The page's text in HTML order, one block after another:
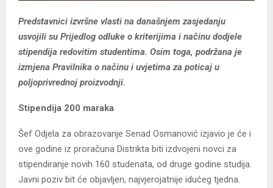
Predstavnici izvršne vlasti na današnjem zasjedanju
usvojili su Prijedlog odluke o kriterijima i načinu dodjele
stipendija redovitim studentima. Osim toga, podržana je
izmjena Pravilnika o načinu i uvjetima za poticaj u
poljoprivrednoj proizvodnji.
Stipendija 200 maraka
Šef Odjela za obrazovanje Senad Osmanović izjavio je će i
ove godine iz proračuna Distrikta biti izdvojeni novci za
stipendiranje novih 160 studenata, od druge godine studija.
Javni poziv bit će objavljen, najvjerojatnije idućeg tjedna.